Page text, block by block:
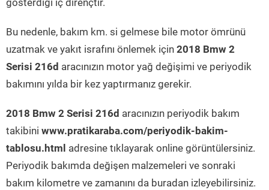
gösterdiği iç dirençtir.
Bu nedenle, bakım km. si gelmese bile motor ömrünü
uzatmak ve yakıt israfını önlemek için 2018 Bmw 2
Serisi 216d aracınızın motor yağ değişimi ve periyodik
bakımını yılda bir kez yaptırmanız gerekir.
2018 Bmw 2 Serisi 216d aracınızın periyodik bakım
takibini www.pratikaraba.com/periyodik-bakim-
tablosu.html adresine tıklayarak online görüntülersiniz.
Periyodik bakımda değişen malzemeleri ve sonraki
bakım kilometre ve zamanını da buradan izleyebilirsiniz.